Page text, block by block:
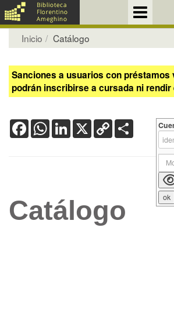
Inicio Catálogo
Sanciones a usuarios con préstamos
podrán inscribirse a cursada ni
FacebookWhatsApp
LinkedIn
X Copy
Link
Catálogo